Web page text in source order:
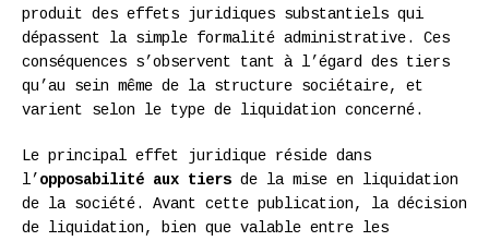
produit des effets juridiques substantiels qui
dépassent la simple formalité administrative. Ces
conséquences s’observent tant à l’égard des tiers
qu’au sein même de la structure sociétaire, et
varient selon le type de liquidation concerné.
Le principal effet juridique réside dans
l’ opposabilité aux tiers de la mise en liquidation
de la société. Avant cette publication, la décision
de liquidation, bien que valable entre les